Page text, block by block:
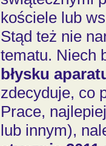
kościele lub
Stąd też nie
tematu. Niech
błysku
zdecyduje, co
Prace,
lub innym),